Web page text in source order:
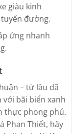
giàu kinh
đường.
ứng nhanh
– từ lâu đã
bãi biển xanh
thực phong phú.
Phan Thiết, hãy